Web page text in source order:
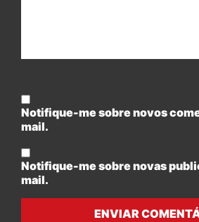
Notifique-me sobre novos
mail.
Notifique-me sobre novas
mail.
ENVIAR